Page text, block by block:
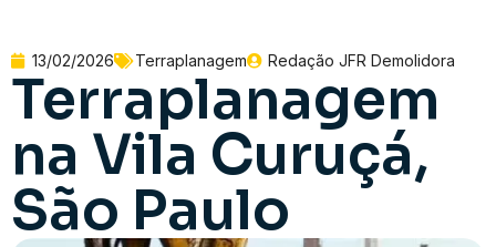
13/02/2026 Terraplanagem Redação JFR Demolidora
Terraplanagem
na Vila Curuçá,
São Paulo